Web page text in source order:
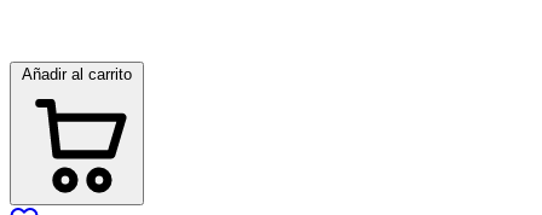
Añadir al carrito